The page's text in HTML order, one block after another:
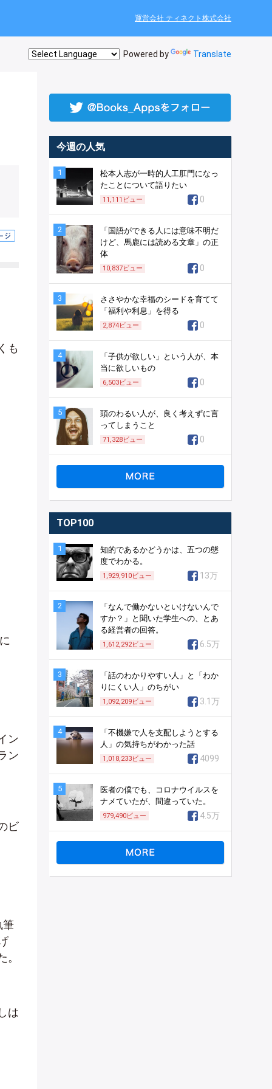
運営会社 ティネクト株式会社
Powered by Translate
も
ン
ン
ビ
筆
は
今週の人気
1
松本人志が一時的人工肛門になっ
たことについて語りたい
11,111 ビュー 0
2
「国語ができる人には意味不明だ
けど、馬鹿には読める文章」の正
体
10,837ビュー 0
3
ささやかな幸福のシードを育てて
「福利や利息」を得る
2,874ビュー 0
4
「子供が欲しい」という人が、本
当に欲しいもの
6,503ビュー 0
5
頭のわるい人が、良く考えずに言
ってしまうこと
71,328ビュー 0
TOP100
1
知的であるかどうかは、五つの態
度でわかる。
1,929,910ビュー 13万
2
「なんで働かないといけないんで
すか？」と聞いた学生への、とあ
る経営者の回答。
1,612,292ビュー 6.5万
3
「話のわかりやすい人」と「わか
りにくい人」のちがい
1,092,209ビュー 3.1万
4
「不機嫌で人を支配しようとする
人」の気持ちがわかった話
1,018,233ビュー 4099
5
医者の僕でも、コロナウイルスを
ナメていたが、間違っていた。
979,490ビュー 4.5万